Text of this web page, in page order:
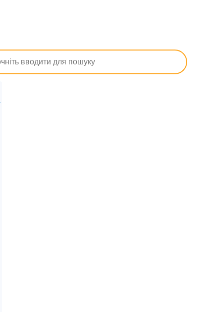
Логест табл. в/о №21